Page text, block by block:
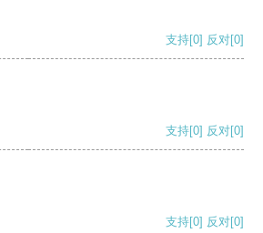
支持[0] 反对[0]
支持[0] 反对[0]
支持[0] 反对[0]